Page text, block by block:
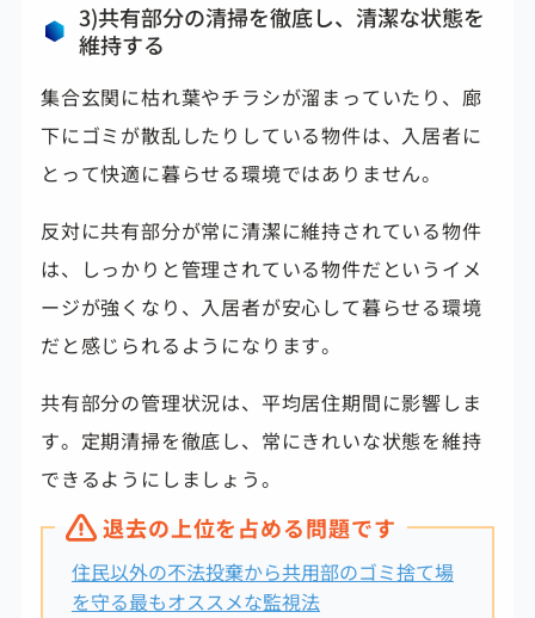
3)共有部分の清掃を徹底し、清潔な状態を
維持する
集合玄関に枯れ葉やチラシが溜まっていたり、廊
下にゴミが散乱したりしている物件は、入居者に
とって快適に暮らせる環境ではありません。
反対に共有部分が常に清潔に維持されている物件
は、しっかりと管理されている物件だというイメ
ージが強くなり、入居者が安心して暮らせる環境
だと感じられるようになります。
共有部分の管理状況は、平均居住期間に影響しま
す。定期清掃を徹底し、常にきれいな状態を維持
できるようにしましょう。
退去の上位を占める問題です
住民以外の不法投棄から共用部のゴミ捨て場
を守る最もオススメな監視法